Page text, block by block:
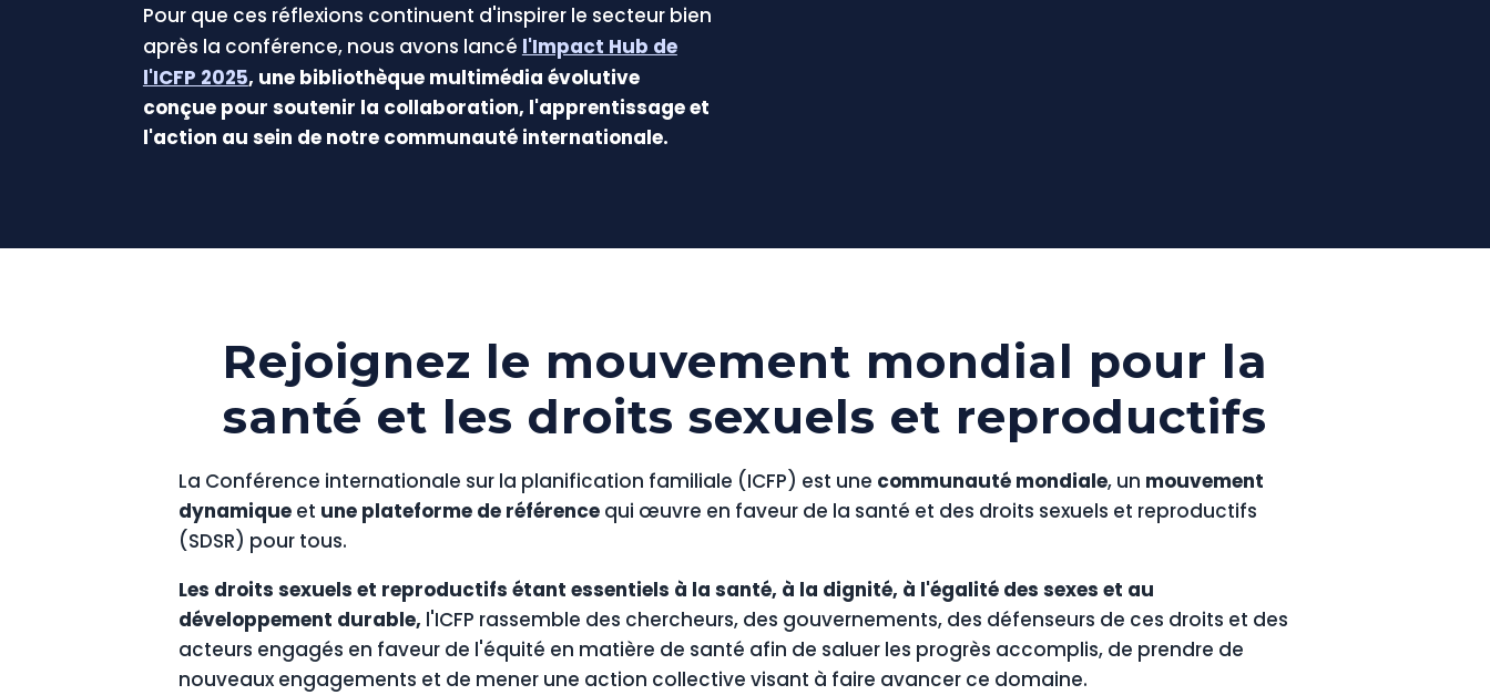
Pour que ces réflexions continuent d'inspirer le secteur bien
après la conférence, nous avons lancé l'Impact Hub de
l'ICFP 2025, une bibliothèque multimédia évolutive
conçue pour soutenir la collaboration, l'apprentissage et
l'action au sein de notre communauté internationale.
Rejoignez le mouvement mondial pour la
santé et les droits sexuels et reproductifs
La Conférence internationale sur la planification familiale (ICFP) est une communauté mondiale, un mouvement
dynamique et une plateforme de référence qui œuvre en faveur de la santé et des droits sexuels et reproductifs
(SDSR) pour tous.
Les droits sexuels et reproductifs étant essentiels à la santé, à la dignité, à l'égalité des sexes et au
développement durable, l'ICFP rassemble des chercheurs, des gouvernements, des défenseurs de ces droits et des
acteurs engagés en faveur de l'équité en matière de santé afin de saluer les progrès accomplis, de prendre de
nouveaux engagements et de mener une action collective visant à faire avancer ce domaine.